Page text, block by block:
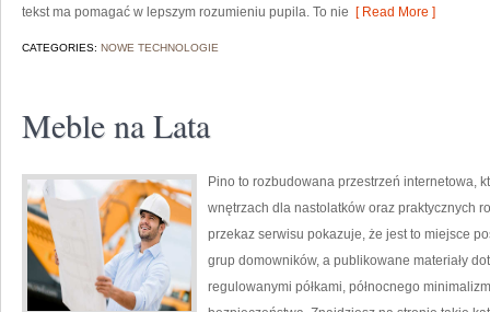
tekst ma pomagać w lepszym rozumieniu pupila. To nie [ Read More ]
CATEGORIES: NOWE TECHNOLOGIE
Meble na Lata
Pino to rozbudowana przestrzeń internetowa,
wnętrzach dla nastolatków oraz praktycznych
przekaz serwisu pokazuje, że jest to miejsce
grup domowników, a publikowane materiały
regulowanymi półkami, północnego